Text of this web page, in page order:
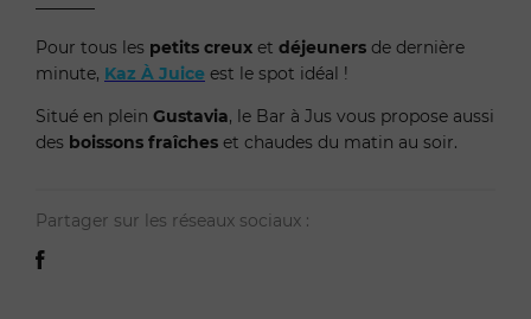
Pour tous les petits creux et déjeuners de dernière
minute, Kaz À Juice est le spot idéal !
Situé en plein Gustavia, le Bar à Jus vous propose aussi
des boissons fraîches et chaudes du matin au soir.
Partager sur les réseaux sociaux :